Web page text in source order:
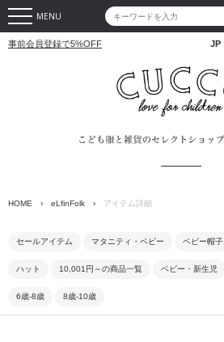
MENU
事前会員登録で5%OFF JP
HOME › eLfinFolk › アイテム詳細
セールアイテム マタニティ・ベビー ベビー帽子
ハット 10,001円～の商品一覧 ベビー・新生児
6歳-8歳 8歳-10歳